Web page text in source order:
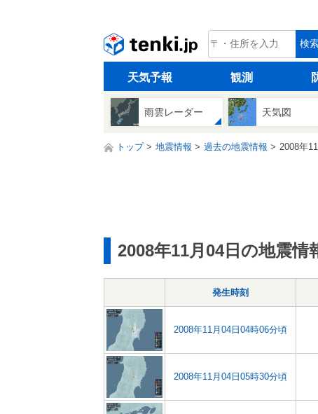
tenki.jp 検
天気予報 観測
雨雲レーダー 天気図
トップ 地震情報 過去の地震情報 2008年
2008年11月04日の地震情
発生時刻
2008年11月04日04時06分頃
2008年11月04日05時30分頃